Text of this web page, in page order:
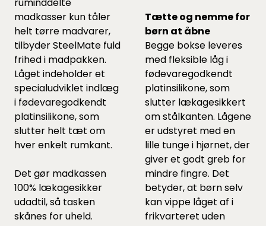
madkasser kun tåler
helt tørre madvarer,
tilbyder SteelMate fuld
frihed i madpakken.
Låget indeholder et
specialudviklet indlæg
i fødevaregodkendt
platinsilikone, som
slutter helt tæt om
hver enkelt rumkant.
Det gør madkassen
100% lækagesikker
udadtil, så tasken
skånes for uheld.
Tætte og nemme for
børn at åbne
Begge bokse leveres
med fleksible låg i
fødevaregodkendt
platinsilikone, som
slutter lækagesikkert
om stålkanten. Lågene
er udstyret med en
lille tunge i hjørnet, der
giver et godt greb for
mindre fingre. Det
betyder, at børn selv
kan vippe låget af i
frikvarteret uden